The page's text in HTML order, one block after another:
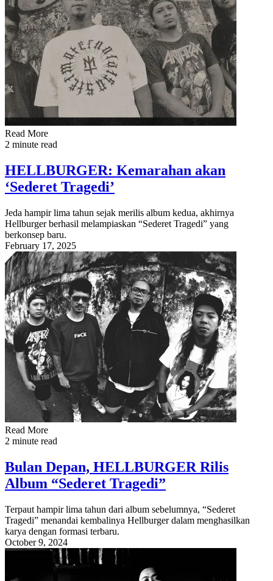
Read More
2 minute read
HELLBURGER: Kemarahan akan
‘Sederet Tragedi’
Jeda hampir lima tahun sejak merilis album kedua, akhirnya
Hellburger berhasil melampiaskan “Sederet Tragedi” yang
berkonsep baru.
February 17, 2025
Read More
2 minute read
Bulan Depan, HELLBURGER Rilis
Album “Sederet Tragedi”
Terpaut hampir lima tahun dari album sebelumnya, “Sederet
Tragedi” menandai kembalinya Hellburger dalam menghasilkan
karya dengan formasi terbaru.
October 9, 2024